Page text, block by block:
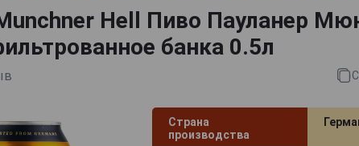
Hell Пиво Пауланер
банка 0.5л
Страна
производства